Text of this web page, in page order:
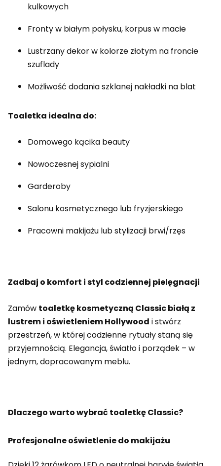
kulkowych
Fronty w białym połysku, korpus w macie
Lustrzany dekor w kolorze złotym na froncie
szuflady
Możliwość dodania szklanej nakładki na blat
Toaletka idealna do:
Domowego kącika beauty
Nowoczesnej sypialni
Garderoby
Salonu kosmetycznego lub fryzjerskiego
Pracowni makijażu lub stylizacji brwi/rzęs
Zadbaj o komfort i styl codziennej pielęgnacji
Zamów toaletkę kosmetyczną Classic białą z
lustrem i oświetleniem Hollywood i stwórz
przestrzeń, w której codzienne rytuały staną się
przyjemnością. Elegancja, światło i porządek – w
jednym, dopracowanym meblu.
Dlaczego warto wybrać toaletkę Classic?
Profesjonalne oświetlenie do makijażu